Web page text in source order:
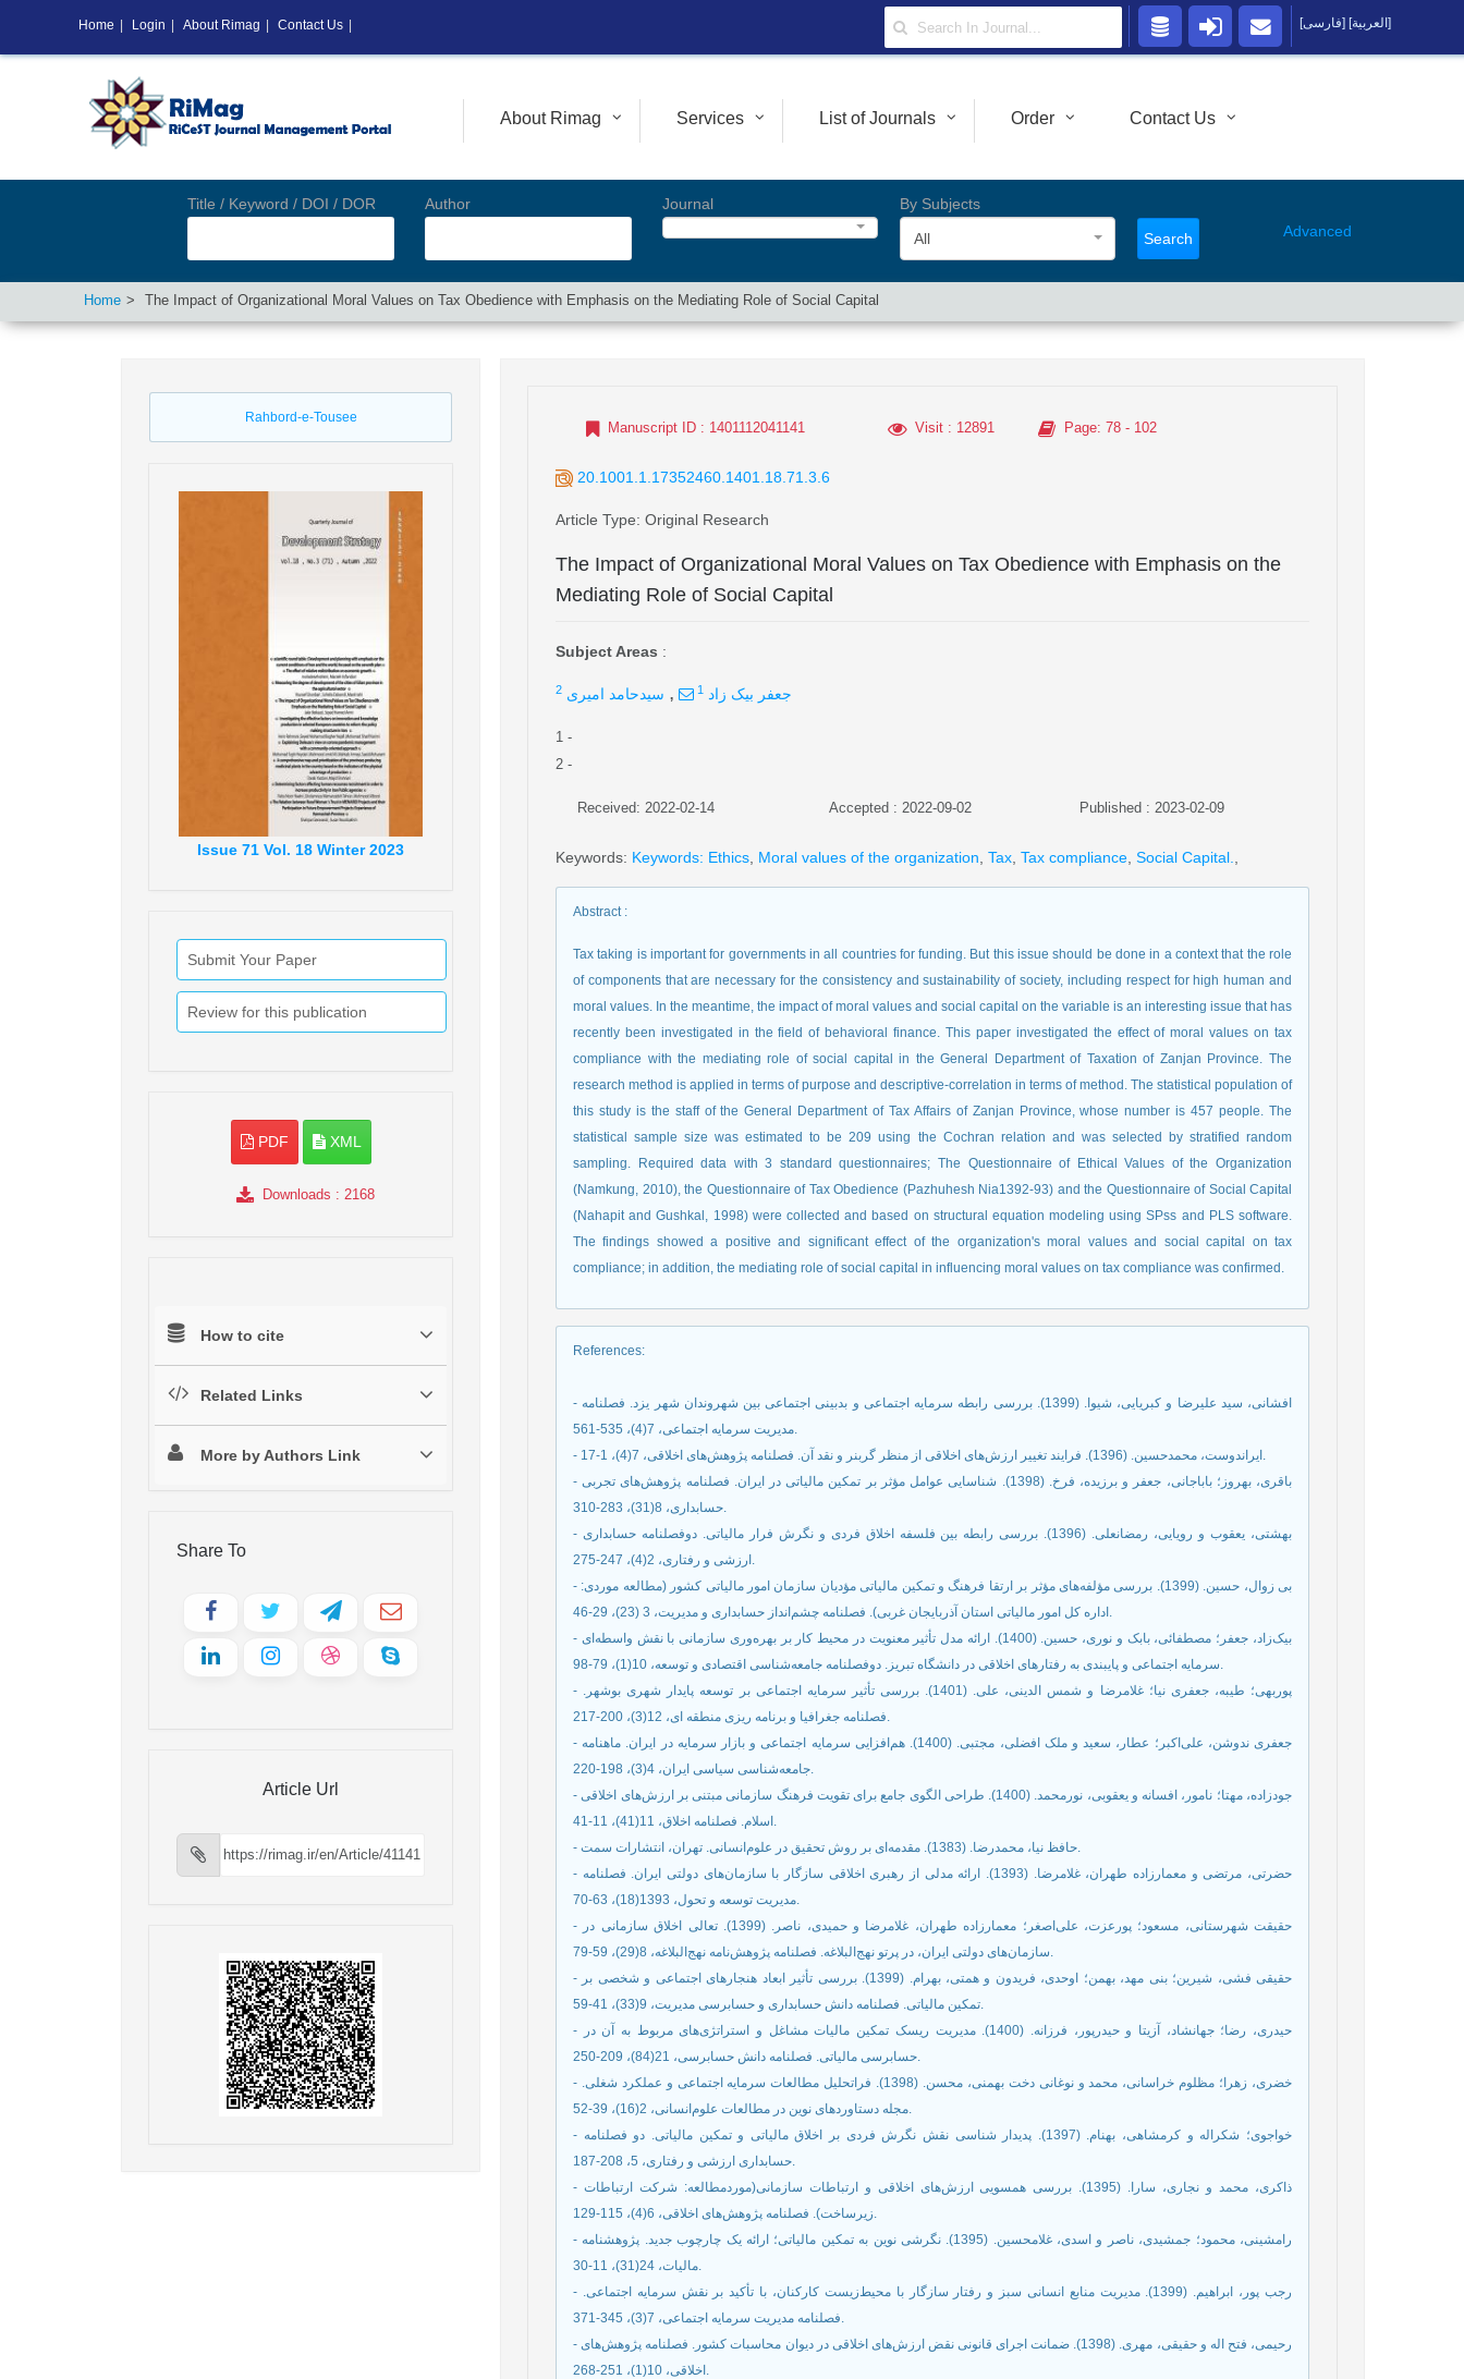
About Rimag Services List of Journals Order Contact Us
Title / Keyword / DOI / DOR Author Journal
By Subjects
All
Search Advanced
Home The Impact of Organizational Moral Values on Tax Obedience with Emphasis on the Mediating Role of Social Capital
Rahbord-e-Tousee
Issue 71 Vol. 18 Winter 2023
Submit Your Paper
Review for this publication
PDF XML
Downloads : 2168
How to cite
Related Links
More by Authors Link
Share To
Article Url
Manuscript ID : 1401112041141 Visit: 12891 Page: 78 - 102
20.1001.1.17352460.1401.18.71.3.6
Article Type: Original Research
The Impact of Organizational Moral Values on Tax Obedience with Emphasis on the
Mediating Role of Social Capital
Subject Areas :
جعفر بیک زاد 1
, سیدحامد امیری 2
1 -
2 -
Received: 2022-02-14 Accepted : 2022-09-02 Published : 2023-02-09
Keywords: Keywords: Ethics Moral values of the organization Tax Tax compliance Social Capital.
Abstract:
Tax taking is important for governments in all countries for funding. But this issue should be done in a context that the role
of components that are necessary for the consistency and sustainability of society, including respect for high human and
moral values. In the meantime, the impact of moral values and social capital on the variable is an interesting issue that has
recently been investigated in the field of behavioral finance. This paper investigated the effect of moral values on tax
compliance with the mediating role of social capital in the General Department of Taxation of Zanjan Province. The
research method is applied in terms of purpose and descriptive-correlation in terms of method. The statistical population of
this study is the staff of the General Department of Tax Affairs of Zanjan Province, whose number is 457 people. The
statistical sample size was estimated to be 209 using the Cochran relation and was selected by stratified random
sampling. Required data with 3 standard questionnaires; The Questionnaire of Ethical Values of the Organization
(Namkung, 2010), the Questionnaire of Tax Obedience (Pazhuhesh Nia1392-93) and the Questionnaire of Social Capital
(Nahapit and Gushkal, 1998) were collected and based on structural equation modeling using SPss and PLS software.
The findings showed a positive and significant effect of the organization's moral values and social capital on tax
compliance; in addition, the mediating role of social capital in influencing moral values on tax compliance was confirmed.
References:
- افشانی، سید علیرضا و کبریایی، شیوا. (1399). بررسی رابطه سرمایه اجتماعی و بدبینی اجتماعی بین شهروندان شهر یزد. فصلنامه
مدیریت سرمایه اجتماعی، 7(4)، 535-561.
- ایراندوست، محمدحسین. (1396). فرایند تغییر ارزش‌های اخلاقی از منظر گربنر و نقد آن. فصلنامه پژوهش‌های اخلاقی، 7(4)، 1-17.
- باقری، بهروز؛ باباجانی، جعفر و برزیده، فرخ. (1398). شناسایی عوامل مؤثر بر تمکین مالیاتی در ایران. فصلنامه پژوهش‌های تجربی
حسابداری، 8(31)، 283-310.
- بهشتی، یعقوب و رویایی، رمضانعلی. (1396). بررسی رابطه بین فلسفه اخلاق فردی و نگرش فرار مالیاتی. دوفصلنامه حسابداری
ارزشی و رفتاری، 2(4)، 247-275.
- بی زوال، حسین. (1399). بررسی مؤلفه‌های مؤثر بر ارتقا فرهنگ و تمکین مالیاتی مؤدیان سازمان امور مالیاتی کشور (مطالعه موردی:
اداره کل امور مالیاتی استان آذربایجان غربی). فصلنامه چشم‌انداز حسابداری و مدیریت، 3 (23)، 29-46.
- بیک‌زاد، جعفر؛ مصطفائی، بابک و نوری، حسین. (1400). ارائه مدل تأثیر معنویت در محیط کار بر بهره‌وری سازمانی با نقش واسطه‌ای
سرمایه اجتماعی و پایبندی به رفتارهای اخلاقی در دانشگاه تبریز. دوفصلنامه جامعه‌شناسی اقتصادی و توسعه، 10(1)، 79-98.
- پوربهی؛ طیبه، جعفری نیا؛ غلامرضا و شمس الدینی، علی. (1401). بررسی تأثیر سرمایه اجتماعی بر توسعه پایدار شهری بوشهر.
فصلنامه جغرافیا و برنامه ریزی منطقه ای، 12(3)، 200-217.
- جعفری ندوشن، علی‌اکبر؛ عطار، سعید و ملک افضلی، مجتبی. (1400). هم‌افزایی سرمایه اجتماعی و بازار سرمایه در ایران. ماهنامه
جامعه‌شناسی سیاسی ایران، 4(3)، 198-220.
- جودزاده، مهتا؛ نامور، افسانه و یعقوبی، نورمحمد. (1400). طراحی الگوی جامع برای تقویت فرهنگ سازمانی مبتنی بر ارزش‌های اخلاقی
اسلام. فصلنامه اخلاق، 11(41)، 11-41.
- حافظ نيا، محمدرضا. (1383). مقدمه‌ای بر روش تحقيق در علوم‌انسانی. تهران، انتشارات سمت.
- حضرتی، مرتضی و معمارزاده طهران، غلامرضا. (1393). ارائه مدلی از رهبری اخلاقی سازگار با سازمان‌های دولتی ایران. فصلنامه
مدیریت توسعه و تحول، 1393(18)، 63-70.
- حقیقت شهرستانی، مسعود؛ پورعزت، علی‌اصغر؛ معمارزاده طهران، غلامرضا و حمیدی، ناصر. (1399). تعالی اخلاق سازمانی در
سازمان‌های دولتی ایران، در پرتو نهج‌البلاغه. فصلنامه پژوهش‌نامه نهج‌البلاغه، 8(29)، 59-79.
- حقیقی فشی، شیرین؛ بنی مهد، بهمن؛ اوحدی، فریدون و همتی، بهرام. (1399). بررسی تأثیر ابعاد هنجارهای اجتماعی و شخصی بر
تمکین مالیاتی. فصلنامه دانش حسابداری و حسابرسی مدیریت، 9(33)، 41-59.
- حیدری، رضا؛ جهانشاد، آزیتا و حیدرپور، فرزانه. (1400). مدیریت ریسک تمکین مالیات مشاغل و استراتژی‌های مربوط به آن در
حسابرسی مالیاتی. فصلنامه دانش حسابرسی، 21(84)، 209-250.
- خضری، زهرا؛ مظلوم خراسانی، محمد و نوغانی دخت بهمنی، محسن. (1398). فراتحلیل مطالعات سرمایه اجتماعی و عملکرد شغلی.
مجله دستاوردهای نوین در مطالعات علوم‌انسانی، 2(16)، 39-52.
- خواجوی؛ شکراله و کرمشاهی، بهنام. (1397). پدیدار شناسی نقش نگرش فردی بر اخلاق مالیاتی و تمکین مالیاتی. دو فصلنامه
حسابداری ارزشی و رفتاری، 5، 208-187.
- ذاکری، محمد و نجاری، سارا. (1395). بررسی همسویی ارزش‌های اخلاقی و ارتباطات سازمانی(موردمطالعه: شرکت ارتباطات
زیرساخت). فصلنامه پژوهش‌های اخلاقی، 6(4)، 115-129.
- رامشینی، محمود؛ جمشیدی، ناصر و اسدی، غلامحسین. (1395). نگرشی نوین به تمکین مالیاتی؛ ارائه یک چارچوب جدید. پژوهشنامه
مالیات، 24(31)، 11-30.
- رجب پور، ابراهیم. (1399). مدیریت منابع انسانی سبز و رفتار سازگار با محیط‌زیست کارکنان، با تأکید بر نقش سرمایه اجتماعی.
فصلنامه مدیریت سرمایه اجتماعی، 7(3)، 345-371.
- رحیمی، فتح اله و حقیقی، مهری. (1398). ضمانت اجرای قانونی نقض ارزش‌های اخلاقی در دیوان محاسبات کشور. فصلنامه پژوهش‌های
اخلاقی، 10(1)، 251-268.
Home Login About Rimag Contact Us [فارسی] [العربية]